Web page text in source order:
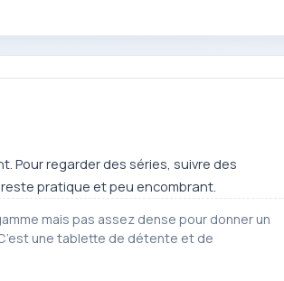
Pour regarder des séries, suivre des
pratique et peu encombrant.
mais pas assez dense pour donner un
une tablette de détente et de